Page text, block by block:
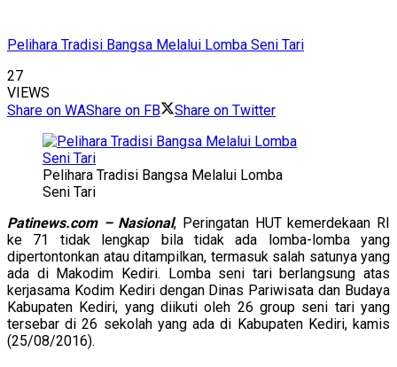
Pelihara Tradisi Bangsa Melalui Lomba Seni Tari
27
VIEWS
Share on WAShare on FB Share on Twitter
Pelihara Tradisi Bangsa Melalui Lomba
Seni Tari
Patinews.com – Nasional, Peringatan HUT kemerdekaan RI
ke 71 tidak lengkap bila tidak ada lomba-lomba yang
dipertontonkan atau ditampilkan, termasuk salah satunya yang
ada di Makodim Kediri. Lomba seni tari berlangsung atas
kerjasama Kodim Kediri dengan Dinas Pariwisata dan Budaya
Kabupaten Kediri, yang diikuti oleh 26 group seni tari yang
tersebar di 26 sekolah yang ada di Kabupaten Kediri, kamis
(25/08/2016).